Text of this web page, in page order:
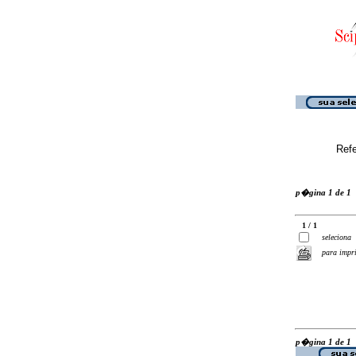
p�gina 1 de 1
1 / 1
seleciona
para
p�gina 1 de 1